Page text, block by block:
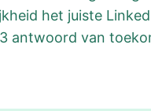
het juiste
antwoord van